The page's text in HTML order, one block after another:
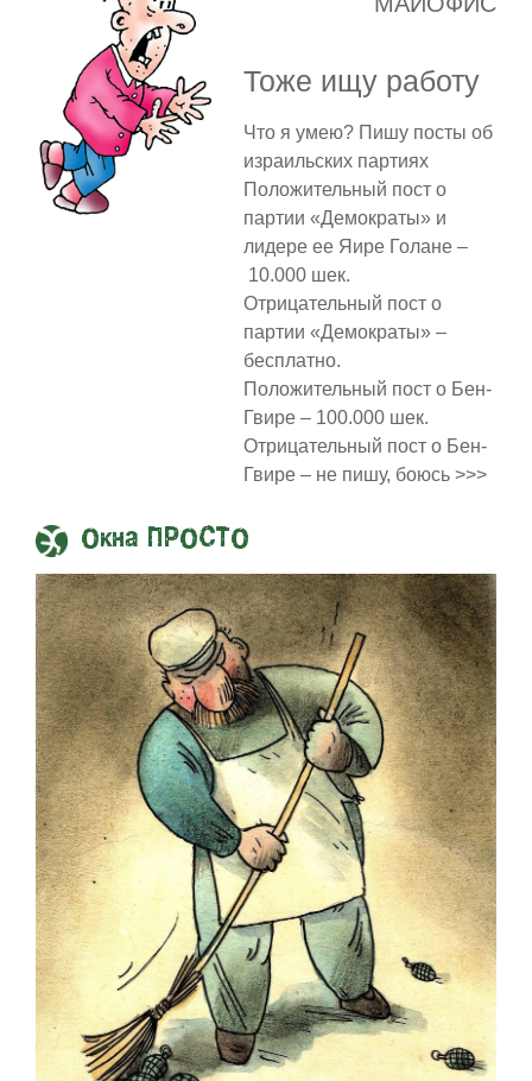
Тоже ищу работу
Что я умею? Пишу посты об
израильских партиях
Положительный пост о
партии «Демократы» и
лидере ее Яире Голане –
10.000 шек.
Отрицательный пост о
партии «Демократы» –
бесплатно.
Положительный пост о Бен-
Гвире – 100.000 шек.
Отрицательный пост о Бен-
Гвире – не пишу, боюсь >>>
Окна ПРОСТО